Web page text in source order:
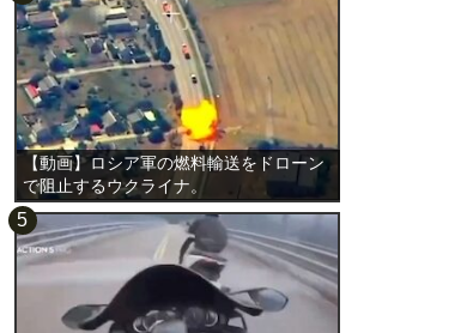
【動画】ロシア軍の燃料輸送をドローン
で阻止するウクライナ。